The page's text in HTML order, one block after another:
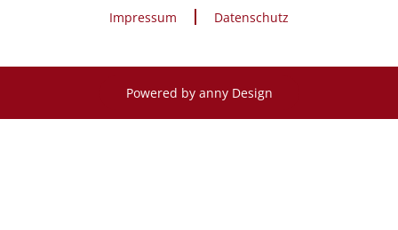
Impressum Datenschutz
Powered by anny Design